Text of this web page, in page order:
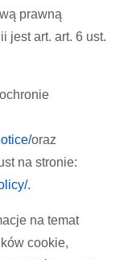
prawną
jest art. art. 6 ust.
oraz
na stronie:
.
na temat
cookie,